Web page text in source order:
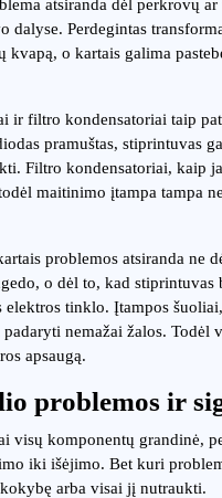
atsiranda dėl perkrovų
dalyse. Perdegintas
kvapą, o kartais galima
ir filtro kondensatoriai taip
pramuštas, stiprintuvas
Filtro kondensatoriai, kaip
maitinimo įtampa tampa
problemos atsiranda ne
o dėl to, kad stiprintuvas
elektros tinklo. Įtampos
nemažai žalos. Todėl
apsaugą.
problemos ir
visų komponentų grandinė,
iki išėjimo. Bet kuri
arba visai jį nutraukti.